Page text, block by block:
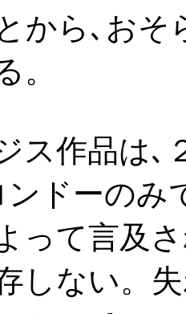
から､おそ
。
ス作品は､
ンドーの
って言及
しない。